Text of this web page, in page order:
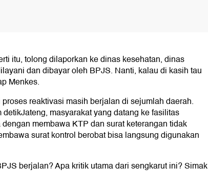
itu, tolong dilaporkan ke dinas kesehatan, dinas
dan dibayar oleh BPJS. Nanti, kalau di kasih tau
Menkes.
reaktivasi masih berjalan di sejumlah daerah.
masyarakat yang datang ke fasilitas
membawa KTP dan surat keterangan tidak
surat kontrol berobat bisa langsung digunakan
berjalan? Apa kritik utama dari sengkarut ini? Simak